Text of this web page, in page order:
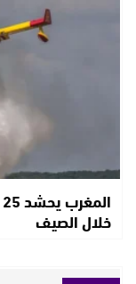
خلال الصيف